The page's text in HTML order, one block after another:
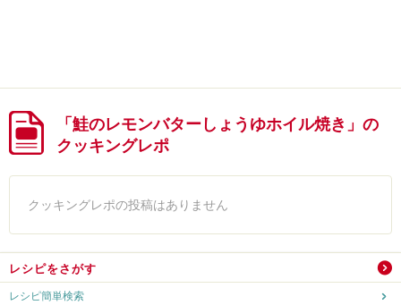
「鮭のレモンバターしょうゆホイル焼き」の
クッキングレポ
クッキングレポの投稿はありません
レシピをさがす
レシピ簡単検索